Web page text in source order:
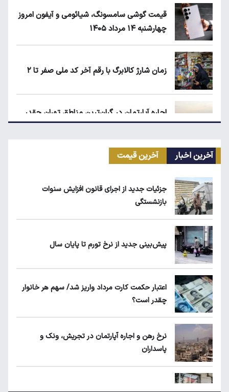
قیمت گوشی سامسونگ، شیائومی و آیفون امروز
چهارشنبه ۱۴ مرداد ۱۴۰۵
زمان شارژ کالابرگ با رقم آخر کد ملی صفر تا ۲
اجاره آپارتمان در گران‌ترین مناطق تهران چقدر
است؟
ماجرای محدودیت گوشت برزیلی در اروپا
جزئیات جدید از اجرای قانون افزایش سنوات
شرط جدید دریافت یارانه و کالابرگ
آخرین اخبار آخرین قیمت
جزئیات جدید از اجرای قانون افزایش سنوات
بازنشستگی
پیش‌بینی جدید از نرخ تورم تا پایان سال
اعتبار حکمت کارت مرداد واریز شد/ سهم هر خانوار
چقدر است؟
نرخ رهن و اجاره آپارتمان در تجریش، ونک و
پاسداران